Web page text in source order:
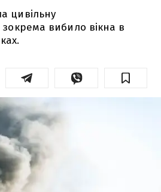
цивільну
зокрема вибило вікна в